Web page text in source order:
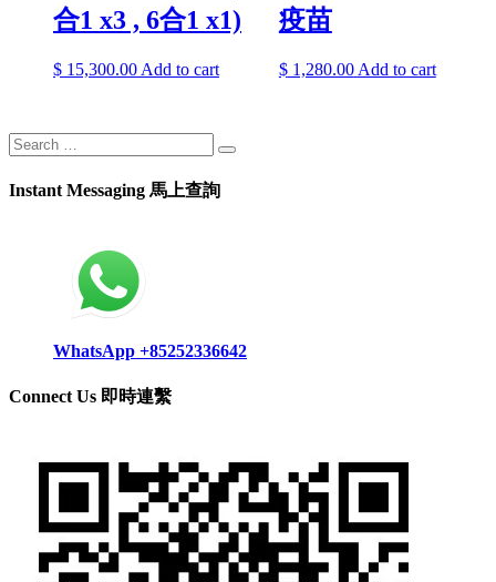
合1 x3 , 6合1 x1)
$ 15,300.00 Add to cart
疫苗
$1,280.00 Add to cart
Instant Messaging 馬上查詢
WhatsApp +85252336642
Connect Us 即時連繫